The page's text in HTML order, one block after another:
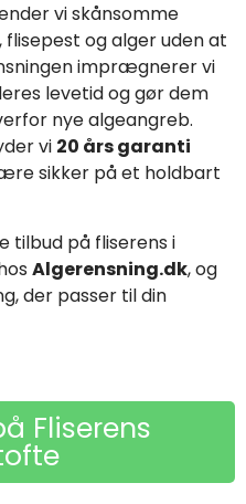
vi skånsomme
og alger uden at
imprægnerer vi
levetid og gør dem
nye algeangreb.
vi 20 års garanti
sikker på et holdbart
tilbud på fliserens i
Algerensning.dk, og
der passer til din
Fliserens